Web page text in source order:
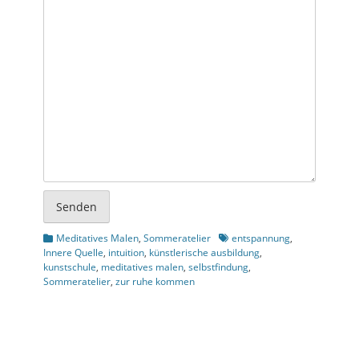
Senden
Kategorien
Meditatives Malen, Sommeratelier Schlagworte
entspannung,
Innere Quelle, intuition, künstlerische ausbildung,
kunstschule, meditatives malen, selbstfindung,
Sommeratelier, zur ruhe kommen